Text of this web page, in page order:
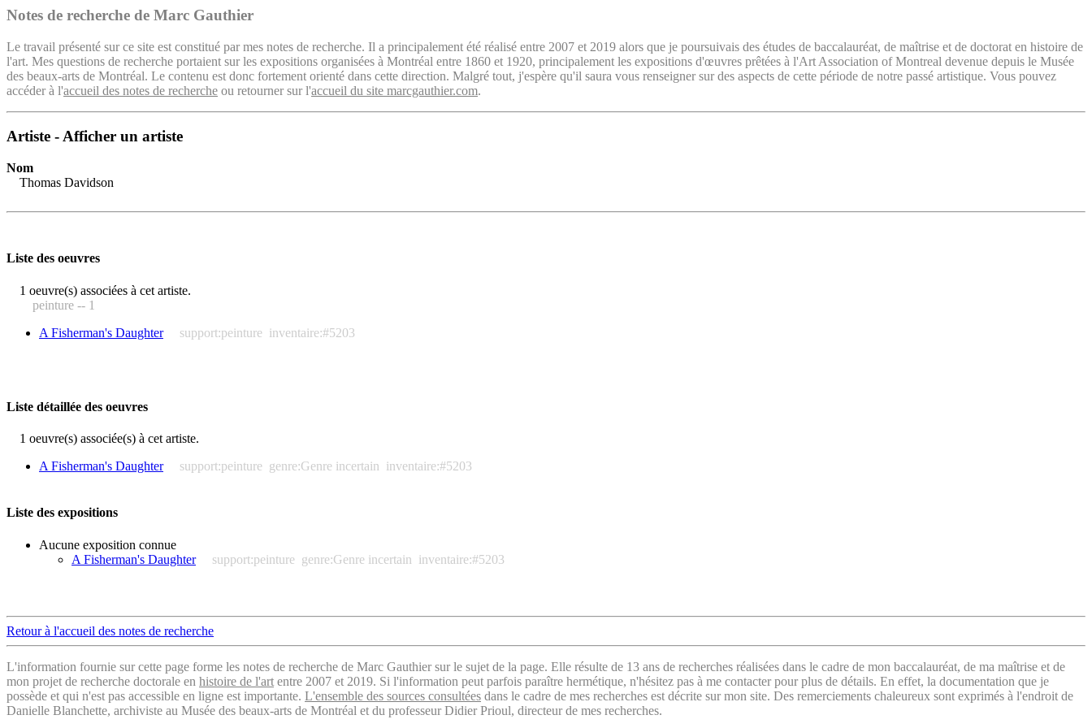
Notes de recherche de Marc Gauthier
Le travail présenté sur ce site est constitué par mes notes de recherche. Il a principalement été réalisé entre 2007 et 2019 alors que je poursuivais des études de baccalauréat, de maîtrise et de doctorat en histoire de
l'art. Mes questions de recherche portaient sur les expositions organisées à Montréal entre 1860 et 1920, principalement les expositions d'œuvres prêtées à l'Art Association of Montreal devenue depuis le Musée
des beaux-arts de Montréal. Le contenu est donc fortement orienté dans cette direction. Malgré tout, j'espère qu'il saura vous renseigner sur des aspects de cette période de notre passé artistique. Vous pouvez
accéder à l'accueil des notes de recherche ou retourner sur l'accueil du site marcgauthier.com.
Artiste - Afficher un artiste
Nom
Thomas Davidson
Liste des oeuvres
1 oeuvre(s) associées à cet artiste.
peinture -- 1
A Fisherman's Daughter
support:peinture inventaire:#5203
Liste détaillée des oeuvres
1 oeuvre(s) associée(s) à cet artiste.
A Fisherman's Daughter
support:peinture genre:Genre incertain inventaire:#5203
Liste des expositions
Aucune exposition connue
A Fisherman's Daughter
support:peinture genre:Genre incertain inventaire:#5203
Retour à l'accueil des notes de recherche
L'information fournie sur cette page forme les notes de recherche de Marc Gauthier sur le sujet de la page. Elle résulte de 13 ans de recherches réalisées dans le cadre de mon baccalauréat, de ma maîtrise et de
mon projet de recherche doctorale en histoire de l'art entre 2007 et 2019. Si l'information peut parfois paraître hermétique, n'hésitez pas à me contacter pour plus de détails. En effet, la documentation que je
possède et qui n'est pas accessible en ligne est importante. L'ensemble des sources consultées dans le cadre de mes recherches est décrite sur mon site. Des remerciements chaleureux sont exprimés à l'endroit de
Danielle Blanchette, archiviste au Musée des beaux-arts de Montréal et du professeur Didier Prioul, directeur de mes recherches.